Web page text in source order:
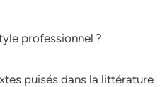
professionnel ?
puisés dans la littérature